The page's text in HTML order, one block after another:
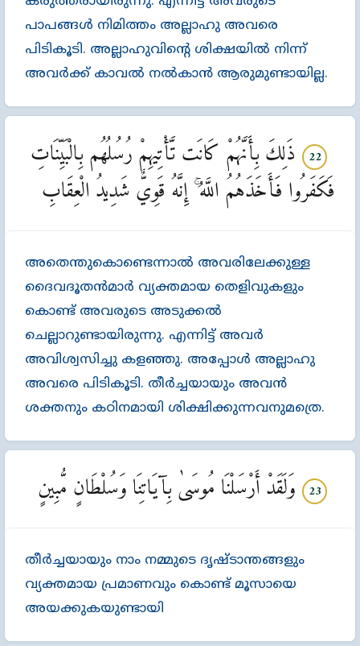
പാപങ്ങള്‍ നിമിത്തം അല്ലാഹു അവരെ
പിടികൂടി. അല്ലാഹുവിന്‍റെ ശിക്ഷയില്‍ നിന്ന്‌
അവര്‍ക്ക്‌ കാവല്‍ നല്‍കാന്‍ ആരുമുണ്ടായില്ല.
അതെന്തുകൊണ്ടെന്നാല്‍ അവരിലേക്കുള്ള
ദൈവദൂതന്‍മാര്‍ വ്യക്തമായ തെളിവുകളും
കൊണ്ട്‌ അവരുടെ അടുക്കല്‍
ചെല്ലാറുണ്ടായിരുന്നു. എന്നിട്ട്‌ അവര്‍
അവിശ്വസിച്ചു കളഞ്ഞു. അപ്പോള്‍ അല്ലാഹു
അവരെ പിടികൂടി. തീര്‍ച്ചയായും അവന്‍
ശക്തനും കഠിനമായി ശിക്ഷിക്കുന്നവനുമത്രെ.
22
ذَلِكَ بِأَنَّهُمْ كَانَت تَّأْتِيهِمْ رُسُلُهُم بِالْبَيِّنَاتِ
فَكَفَرُوا فَأَخَذَهُمُ اللَّهُ ۚ إِنَّهُ قَوِيٌّ شَدِيدُ الْعِقَابِ
തീര്‍ച്ചയായും നാം നമ്മുടെ ദൃഷ്ടാന്തങ്ങളും
വ്യക്തമായ പ്രമാണവും കൊണ്ട്‌ മൂസായെ
അയക്കുകയുണ്ടായി
23 وَلَقَدْ أَرْسَلْنَا مُوسَىٰ بِآيَاتِنَا وَسُلْطَانٍ مُّبِينٍ